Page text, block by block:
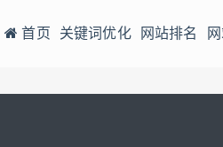
首页 关键词优化 网站排名